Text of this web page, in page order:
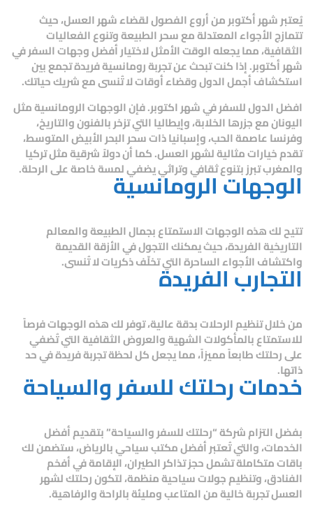
يُعتبر شهر أكتوبر من أروع الفصول لقضاء شهر العسل، حيث
تتمازج الأجواء المعتدلة مع سحر الطبيعة وتنوع الفعاليات
الثقافية، مما يجعله الوقت الأمثل لاختيارأفضل وجهات السفر في
شهر أكتوبر. إذا كنت تبحث عن تجربة رومانسية فريدة تجمع بين
استكشاف أجمل الدول وقضاء أوقات لا تُنسى مع شريك حياتك.
افضل الدول للسفر في شهر اكتوبر.فإن الوجهات الرومانسية مثل
اليونان مع جزرها الخلابة، وإيطاليا التي تزخر بالفنون والتاريخ،
وفرنسا عاصمة الحب، وإسبانيا ذات سحر البحر الأبيض المتوسط،
تقدم خيارات مثالية لشهر العسل. كما أن دولاً شرقية مثل تركيا
والمغرب تبرز بتنوع ثقافي وتراثي يضفي لمسة خاصة على الرحلة.
الوجهات الرومانسية
تتيح لك هذه الوجهات الاستمتاع بجمال الطبيعة والمعالم
التاريخية الفريدة، حيث يمكنك التجول في الأزقة القديمة
واكتشاف الأجواء الساحرة التي تخلّف ذكريات لا تُنسى.
التجارب الفريدة
من خلال تنظيم الرحلات بدقة عالية، توفر لك هذه الوجهات فرصاً
للاستمتاع بالمأكولات الشهية والعروض الثقافية التي تُضفي
على رحلتك طابعاً مميزاً، مما يجعل كل لحظة تجربة فريدة في حد
ذاتها.
خدمات رحلتك للسفر والسياحة
بفضل التزام شركة “رحلتك للسفر والسياحة” بتقديم أفضل
الخدمات، والتي تُعتبر أفضل مكتب سياحي بالرياض، ستضمن لك
باقات متكاملة تشمل حجز تذاكر الطيران، الإقامة في أفخم
الفنادق، وتنظيم جولات سياحية منظمة، لتكون رحلتك لشهر
العسل تجربة خالية من المتاعب ومليئة بالراحة والرفاهية.